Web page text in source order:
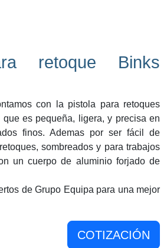
retoque Binks
con la pistola para retoques
es pequeña, ligera, y precisa en
finos. Ademas por ser fácil de
sombreados y para trabajos
un cuerpo de aluminio forjado de
de Grupo Equipa para una mejor
COTIZACIÓN